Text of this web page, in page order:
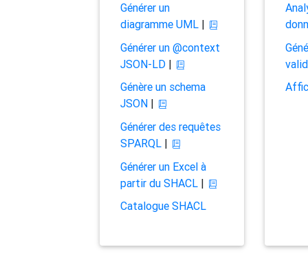
Générer un
diagramme UML|
Générer un @context
JSON-LD|
Génère un schema
JSON|
Générer des requêtes
SPARQL|
Générer un Excel à
partir du SHACL|
Catalogue SHACL